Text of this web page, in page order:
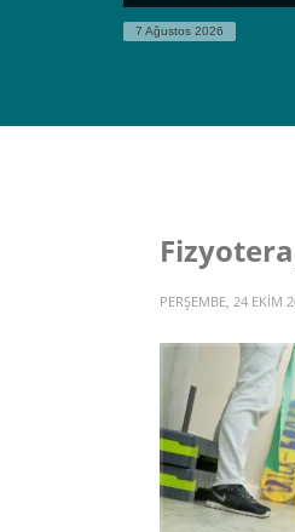
7 Ağustos 2026
PERŞEMBE, 24 EKIM